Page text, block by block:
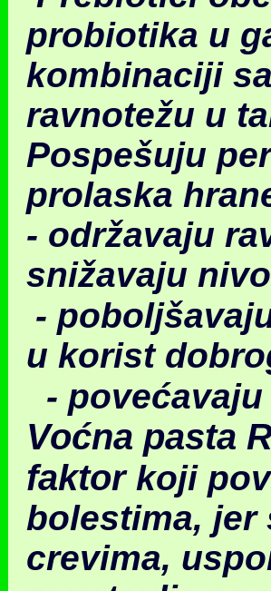
probiotika u
kombinaciji
ravnotežu u
Pospešuju
prolaska
- održavaju
snižavaju
-
u korist
-
Voćna pasta
faktorkoji
bolestima, jer
crevima,